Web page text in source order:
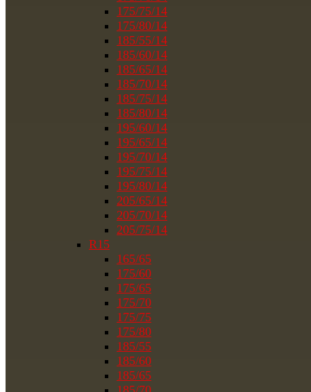
175/75/14
175/80/14
185/55/14
185/60/14
185/65/14
185/70/14
185/75/14
185/80/14
195/60/14
195/65/14
195/70/14
195/75/14
195/80/14
205/65/14
205/70/14
205/75/14
R15
165/65
175/60
175/65
175/70
175/75
175/80
185/55
185/60
185/65